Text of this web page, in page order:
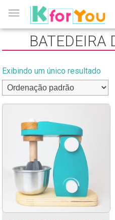
BATEDEIRA
Exibindo um único resultado